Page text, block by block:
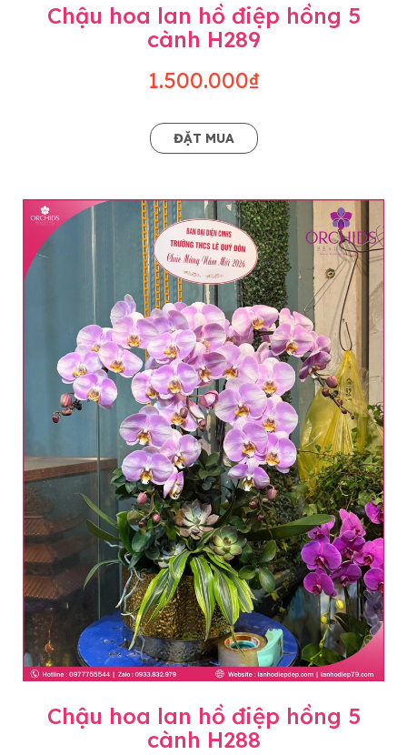
Chậu hoa lan hồ điệp hồng 5
cành H289
1.500.000₫
ĐẶT MUA
Chậu hoa lan hồ điệp hồng 5
cành H288